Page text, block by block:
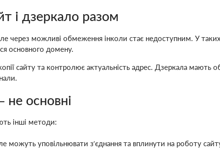
і дзеркало разом
через можливі обмеження інколи стає недоступним. У
основного домену.
сайту та контролює актуальність адрес. Дзеркала
основні
інші методи:
можуть уповільнювати з’єднання та вплинути на роботу